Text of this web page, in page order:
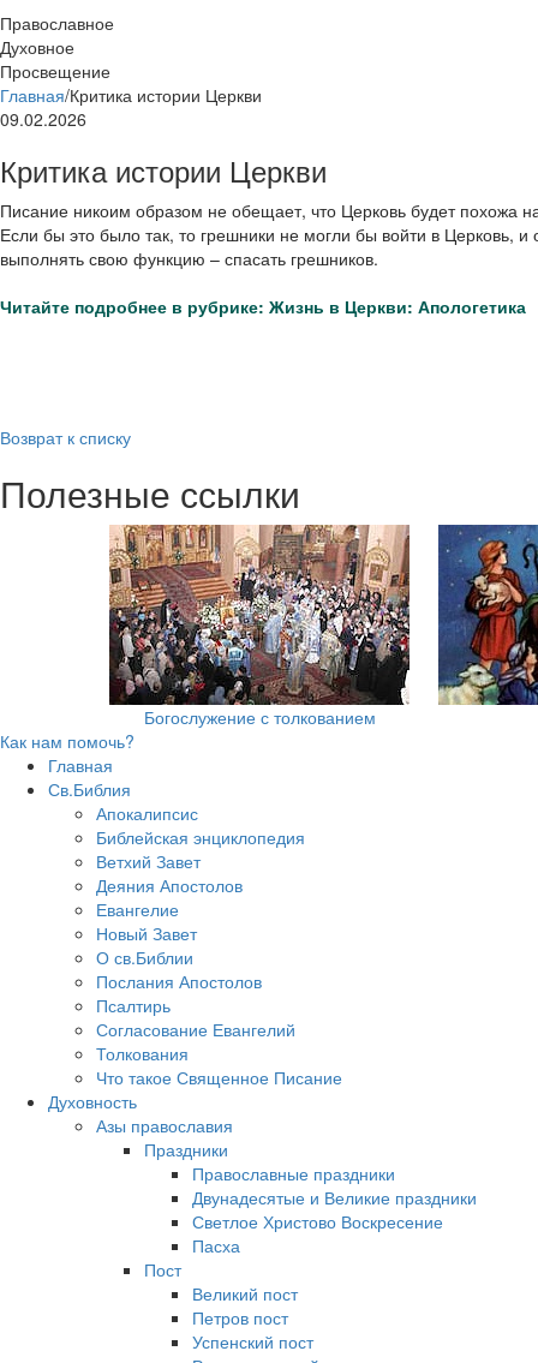
Православное
Духовное
Просвещение
Главная/Критика истории Церкви
09.02.2026
Критика истории Церкви
Писание никоим образом не обещает, что Церковь будет похожа
Если бы это было так, то грешники не могли бы войти в Церковь,
выполнять свою функцию – спасать грешников.
Читайте подробнее в рубрике: Жизнь в Церкви: Апологетика
Возврат к списку
Полезные ссылки
Богослужение с толкованием
Как нам помочь?
Главная
Св.Библия
Апокалипсис
Библейская энциклопедия
Ветхий Завет
Деяния Апостолов
Евангелие
Новый Завет
О св.Библии
Послания Апостолов
Псалтирь
Согласование Евангелий
Толкования
Что такое Священное Писание
Духовность
Азы православия
Праздники
Православные праздники
Двунадесятые и Великие праздники
Светлое Христово Воскресение
Пасха
Пост
Великий пост
Петров пост
Успенский пост